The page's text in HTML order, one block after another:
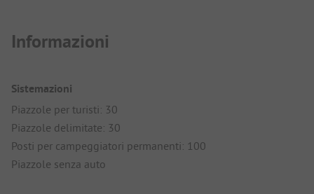
Informazioni
Sistemazioni
Piazzole per turisti: 30
Piazzole delimitate: 30
Posti per campeggiatori permanenti: 100
Piazzole senza auto